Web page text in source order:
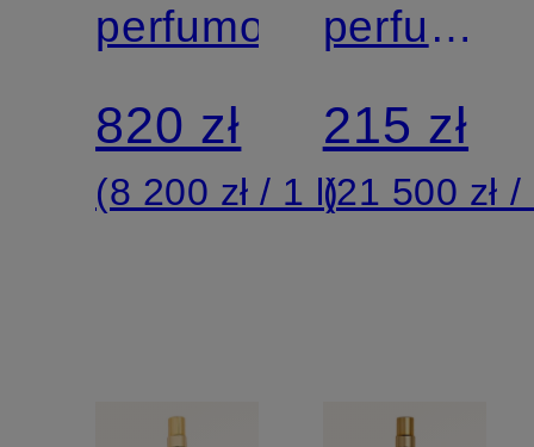
perfumowana
820 zł
(8 200 zł / 1 l)
–
rozmiar
215 zł
(21 500 zł